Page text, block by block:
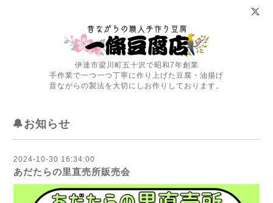
伊達市梁川町五十沢で昭和7年創業
手作業で一つ一つ丁寧に作り上げた豆腐・油揚げ
昔ながらの製法を大切にしお作りしております。
🔔お知らせ
2024-10-30 16:34:00
あだたらの里直売所販売会